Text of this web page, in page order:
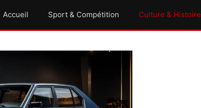
Accueil Sport & Compétition Culture & Histoire